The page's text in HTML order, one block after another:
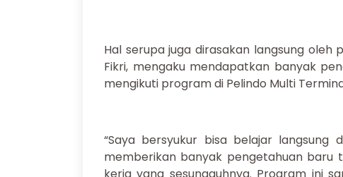
Hal serupa juga dirasakan langsung
Fikri, mengaku mendapatkan banyak
mengikuti program di Pelindo Multi
“Saya bersyukur bisa belajar langsung
memberikan banyak pengetahuan baru
kerja yang sesungguhnya. Program ini